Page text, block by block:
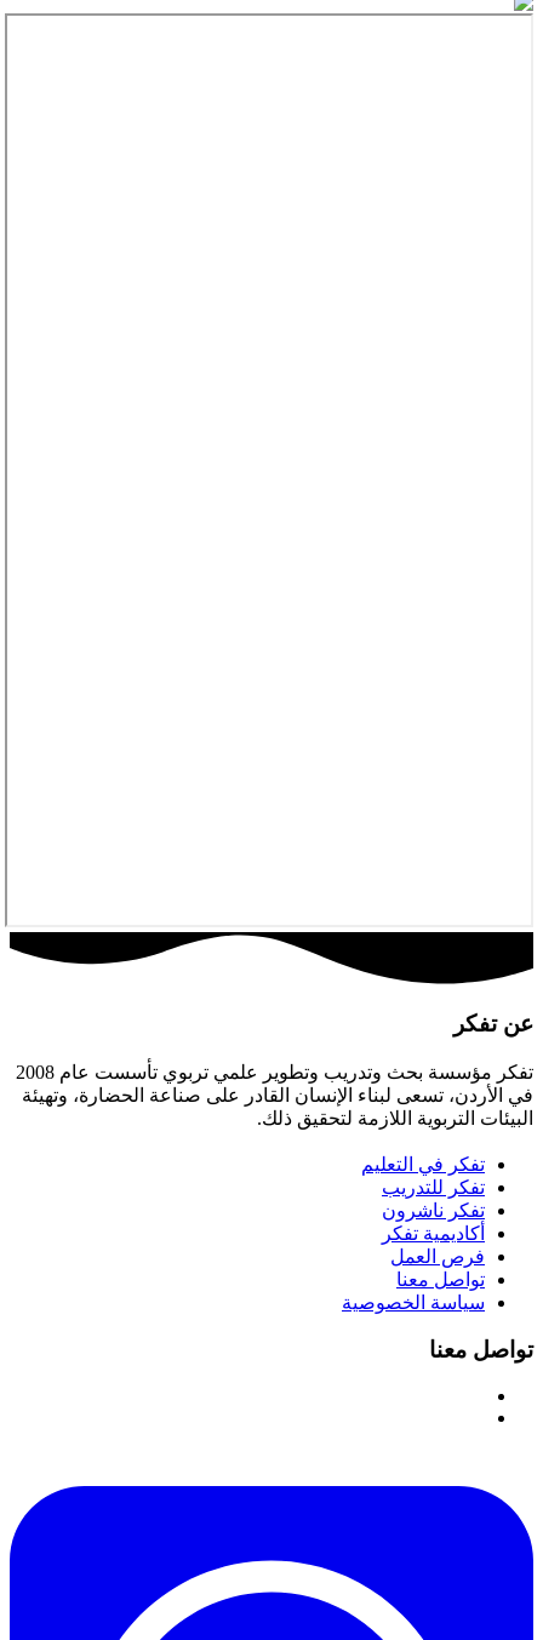
عن تفكر
تفكر مؤسسة بحث وتدريب وتطوير علمي تربوي تأسست عام 2008
في الأردن، تسعى لبناء الإنسان القادر على صناعة الحضارة، وتهيئة
البيئات التربوية اللازمة لتحقيق ذلك.
تفكر في التعليم
تفكر للتدريب
تفكر ناشرون
أكاديمية تفكر
فرص العمل
تواصل معنا
سياسة الخصوصية
تواصل معنا